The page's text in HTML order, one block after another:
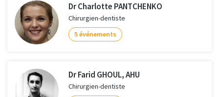
Dr Charlotte PANTCHENKO
Chirurgien-dentiste
5 événements
Dr Farid GHOUL, AHU
Chirurgien-dentiste